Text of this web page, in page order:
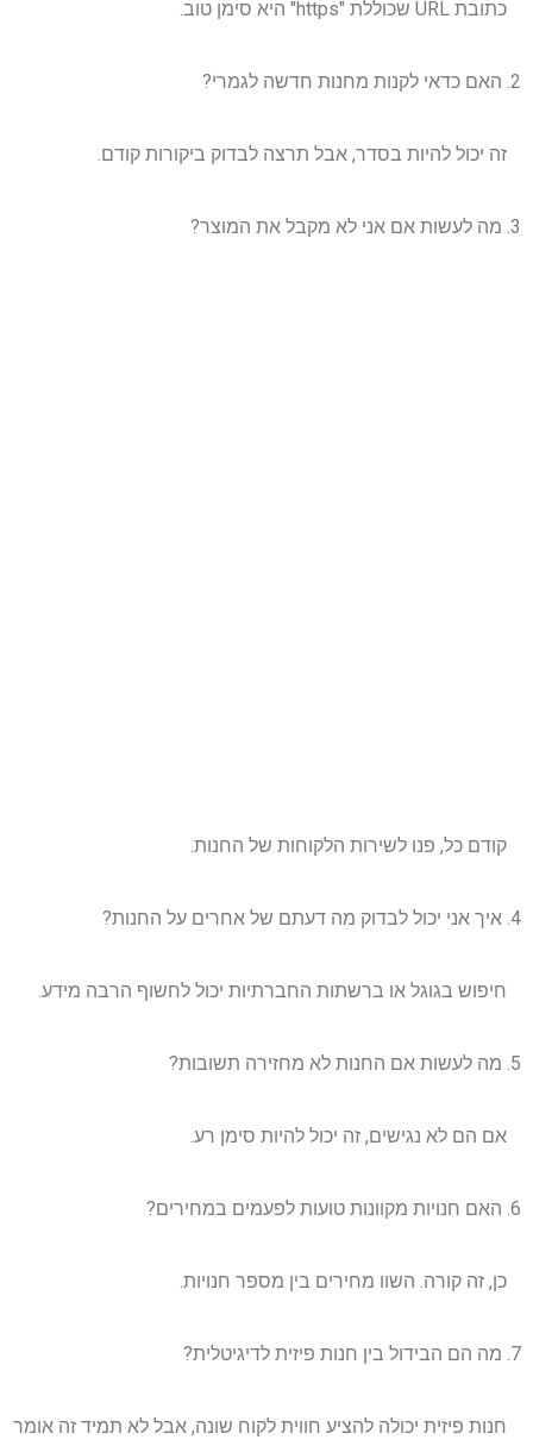
כתובת URL שכוללת "https" היא סימן טוב.
2. האם כדאי לקנות מחנות חדשה לגמרי?
זה יכול להיות בסדר, אבל תרצה לבדוק ביקורות קודם.
3. מה לעשות אם אני לא מקבל את המוצר?
קודם כל, פנו לשירות הלקוחות של החנות.
4. איך אני יכול לבדוק מה דעתם של אחרים על החנות?
חיפוש בגוגל או ברשתות החברתיות יכול לחשוף הרבה מידע.
5. מה לעשות אם החנות לא מחזירה תשובות?
אם הם לא נגישים, זה יכול להיות סימן רע.
6. האם חנויות מקוונות טועות לפעמים במחירים?
כן, זה קורה. השוו מחירים בין מספר חנויות.
7. מה הם הבידול בין חנות פיזית לדיגיטלית?
חנות פיזית יכולה להציע חווית לקוח שונה, אבל לא תמיד זה אומר